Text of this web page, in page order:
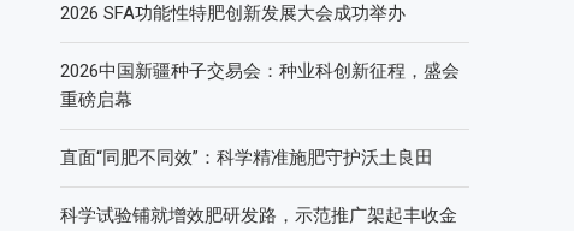
2026 SFA功能性特肥创新发展大会成功举办
2026中国新疆种子交易会：种业科创新征程，盛会
重磅启幕
直面“同肥不同效”：科学精准施肥守护沃土良田
科学试验铺就增效肥研发路，示范推广架起丰收金